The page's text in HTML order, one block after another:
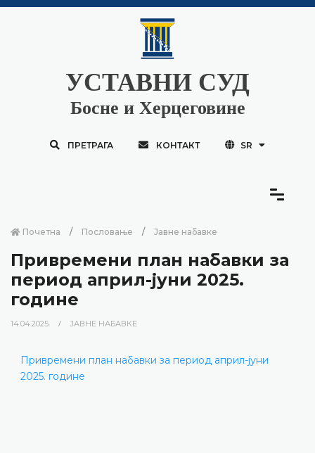
УСТАВНИ СУД
Босне и Херцеговине
ПРЕТРАГА КОНТАКТ SR
Почетна Пословање Јавне набавке
Привремени план набавки за
период април-јуни 2025.
године
14.04.2025. ЈАВНЕ НАБАВКЕ
Привремени план набавки за период април-јуни
2025. године